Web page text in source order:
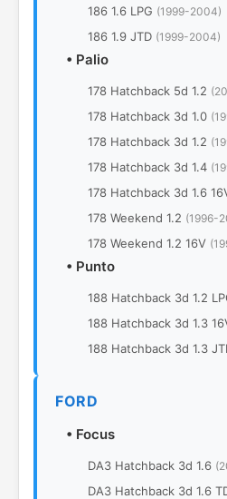
186 1.6 LPG (1999-2004)
186 1.9 JTD (1999-2004)
• Palio
178 Hatchback 5d 1.2
178 Hatchback 3d 1.0
178 Hatchback 3d 1.2
178 Hatchback 3d 1.4
178 Hatchback 3d 1.6
178 Weekend 1.2 (1996-
178 Weekend 1.2 16V
• Punto
188 Hatchback 3d 1.2
188 Hatchback 3d 1.3
188 Hatchback 3d 1.3
FORD
• Focus
DA3 Hatchback 3d 1.6
DA3 Hatchback 3d 1.6